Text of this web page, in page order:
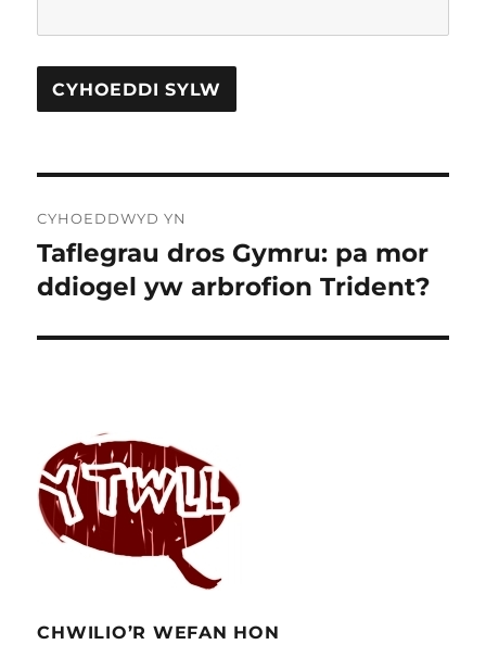
cofnod
CYHOEDDWYD YN
Taflegrau dros Gymru: pa mor
ddiogel yw arbrofion Trident?
CHWILIO’R WEFAN HON